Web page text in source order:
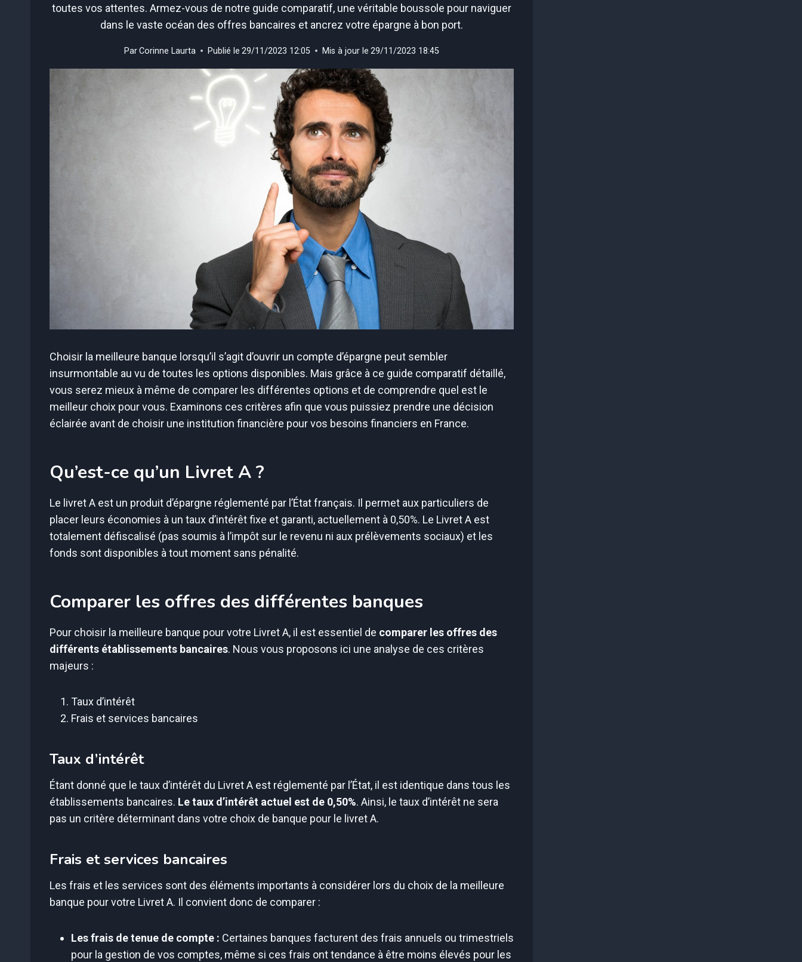
toutes vos attentes. Armez-vous de notre guide comparatif, une véritable boussole pour naviguer
dans le vaste océan des offres bancaires et ancrez votre épargne à bon port.
ParCorinne Laurta Publié le 29/11/2023 12:05 Mis à jour le 29/11/2023 18:45
Choisir la meilleure banque lorsqu’il s’agit d’ouvrir un compte d’épargne peut sembler
insurmontable au vu de toutes les options disponibles. Mais grâce à ce guide comparatif détaillé,
vous serez mieux à même de comparer les différentes options et de comprendre quel est le
meilleur choix pour vous. Examinons ces critères afin que vous puissiez prendre une décision
éclairée avant de choisir une institution financière pour vos besoins financiers en France.
Qu’est-ce qu’un Livret A ?
Le livret A est un produit d’épargne réglementé par l’État français. Il permet aux particuliers de
placer leurs économies à un taux d’intérêt fixe et garanti, actuellement à 0,50%. Le Livret A est
totalement défiscalisé (pas soumis à l’impôt sur le revenu ni aux prélèvements sociaux) et les
fonds sont disponibles à tout moment sans pénalité.
Comparer les offres des différentes banques
Pour choisir la meilleure banque pour votre Livret A, il est essentiel de comparer les offres des
différents établissements bancaires. Nous vous proposons ici une analyse de ces critères
majeurs :
Taux d’intérêt
Frais et services bancaires
Taux d’intérêt
Étant donné que le taux d’intérêt du Livret A est réglementé par l’État, il est identique dans tous les
établissements bancaires. Le taux d’intérêt actuel est de 0,50%. Ainsi, le taux d’intérêt ne sera
pas un critère déterminant dans votre choix de banque pour le livret A.
Frais et services bancaires
Les frais et les services sont des éléments importants à considérer lors du choix de la meilleure
banque pour votre Livret A. Il convient donc de comparer :
Les frais de tenue de compte : Certaines banques facturent des frais annuels ou trimestriels
pour la gestion de vos comptes, même si ces frais ont tendance à être moins élevés pour les